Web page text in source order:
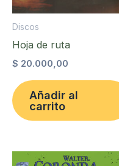
Discos
Hoja de ruta
$ 20.000,00
Añadir al
carrito